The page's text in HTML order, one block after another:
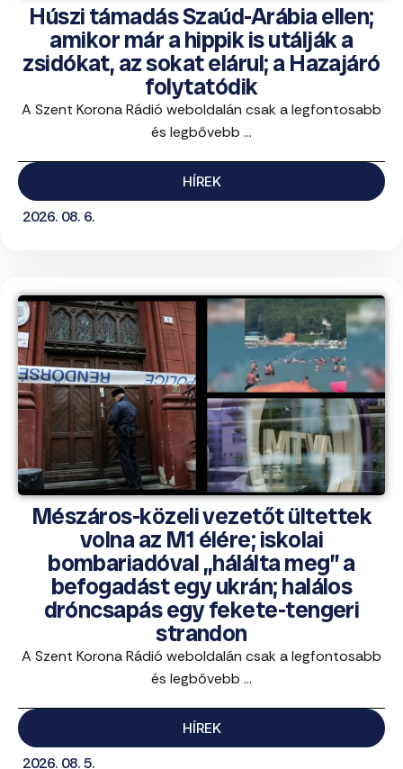
Húszi támadás Szaúd-Arábia ellen;
amikor már a hippik is utálják a
zsidókat, az sokat elárul; a Hazajáró
folytatódik
A Szent Korona Rádió weboldalán csak a legfontosabb
és legbővebb ...
HÍREK
2026. 08. 6.
Mészáros-közeli vezetőt ültettek
volna az M1 élére; iskolai
bombariadóval „hálálta meg” a
befogadást egy ukrán; halálos
dróncsapás egy fekete-tengeri
strandon
A Szent Korona Rádió weboldalán csak a legfontosabb
és legbővebb ...
HÍREK
2026. 08. 5.